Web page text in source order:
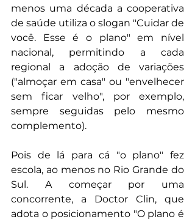
menos uma década a cooperativa
de saúde utiliza o slogan "Cuidar de
você. Esse é o plano" em nível
nacional, permitindo a cada
regional a adoção de variações
("almoçar em casa" ou "envelhecer
sem ficar velho", por exemplo,
sempre seguidas pelo mesmo
complemento).
Pois de lá para cá "o plano" fez
escola, ao menos no Rio Grande do
Sul. A começar por uma
concorrente, a Doctor Clin, que
adota o posicionamento "O plano é